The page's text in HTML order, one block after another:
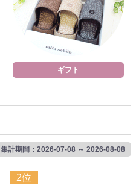
ギフト
集計期間：2026-07-08 ～ 2026-08-08
2位